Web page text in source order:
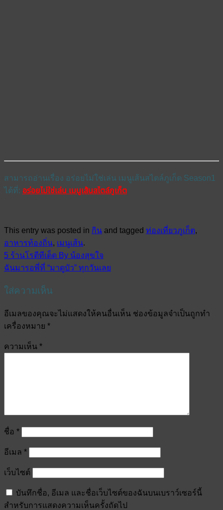
สามารถอ่านเรื่อง อร่อยไม่ใช่เล่น เมนูเส้นสไตล์ภูเก็ต Season1
ได้ที่: อร่อยไม่ใช่เล่น เมนูเส้นสไตล์ภูเก็ต
This entry was posted in กิน and tagged ท่องเที่ยวภูเก็ต,
อาหารท้องถิ่น, เมนูเส้น.
5 ร้านโรตีทีเด็ด By น้องสุขใจ
ฉันมารอพี่ที่ “มาดูบัว” ทุกวันเลย
ใส่ความเห็น
อีเมลของคุณจะไม่แสดงให้คนอื่นเห็น ช่องข้อมูลจำเป็นถูกทำ
เครื่องหมาย *
ความเห็น *
ชื่อ *
อีเมล *
เว็บไซต์
บันทึกชื่อ, อีเมล และชื่อเว็บไซต์ของฉันบนเบราว์เซอร์นี้
สำหรับการแสดงความเห็นครั้งถัดไป